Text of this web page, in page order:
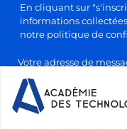
En cliquant sur
informations
notre politique de
Votre adresse de
l'envoi de nos lettres
politique de
personnelles. Vous
cliquant sur le lien